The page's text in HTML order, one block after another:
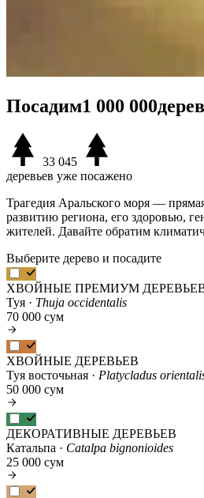
Посадим1 000 000
33 045
деревьев уже посажено
Трагедия Аральского моря —
развитию региона, его здоровью,
жителей. Давайте обратим
Выберите дерево и посадите
ХВОЙНЫЕ ПРЕМИУМ
Туя · Thuja occidentalis
70 000 сум
ХВОЙНЫЕ ДЕРЕВЬЕВ
Туя восточьная · Platycladus
50 000 сум
ДЕКОРАТИВНЫЕ ДЕРЕВЬЕВ
Катальпа · Catalpa bignonioides
25 000 сум